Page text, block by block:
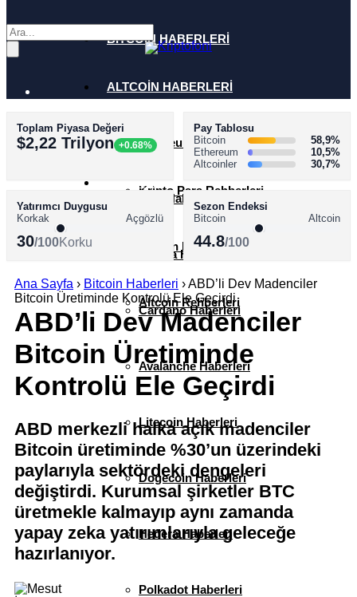
BİTCOİN HABERLERİ
ALTCOİN HABERLERİ
Ethereum Haberleri
XRP Haberleri
Solana Haberleri
Cardano Haberleri
Avalanche Haberleri
Litecoin Haberleri
Dogecoin Haberleri
Hedera Haberleri
Polkadot Haberleri
AKADEMİ
Kripto Para Rehberleri
Bitcoin Rehberleri
Altcoin Rehberleri
Toplam Piyasa Değeri
$2,22 Trilyon +0.68%
Pay Tablosu
Bitcoin
58,9%
Ethereum
10,5%
Altcoinler
30,7%
Yatırımcı Duygusu
Korkak
Açgözlü
30/100Korku
Sezon Endeksi
Bitcoin
Altcoin
44.8/100
Ana Sayfa › Bitcoin Haberleri ›ABD’li Dev Madenciler
Bitcoin Üretiminde Kontrolü Ele Geçirdi
ABD’li Dev Madenciler
Bitcoin Üretiminde
Kontrolü Ele Geçirdi
ABD merkezli halka açık madenciler
Bitcoin üretiminde %30’un üzerindeki
paylarıyla sektördeki dengeleri
değiştirdi. Kurumsal şirketler BTC
üretmekle kalmayıp aynı zamanda
yapay zeka yatırımlarıyla geleceğe
hazırlanıyor.